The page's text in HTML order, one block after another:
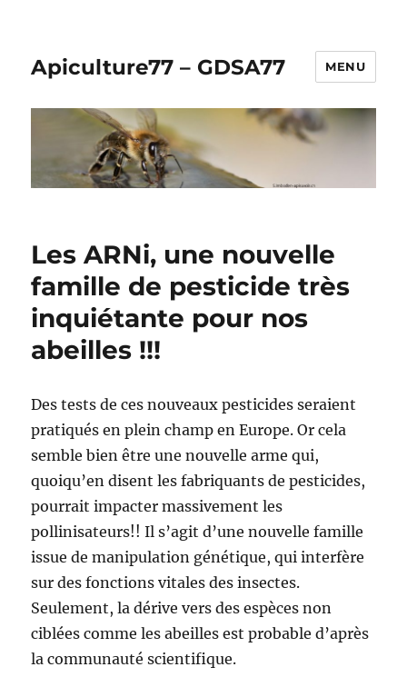
Apiculture77 – GDSA77 MENU
Les ARNi, une nouvelle
famille de pesticide très
inquiétante pour nos
abeilles !!!
Des tests de ces nouveaux pesticides seraient
pratiqués en plein champ en Europe. Or cela
semble bien être une nouvelle arme qui,
quoiqu’en disent les fabriquants de pesticides,
pourrait impacter massivement les
pollinisateurs!! Il s’agit d’une nouvelle famille
issue de manipulation génétique, qui interfère
sur des fonctions vitales des insectes.
Seulement, la dérive vers des espèces non
ciblées comme les abeilles est probable d’après
la communauté scientifique.